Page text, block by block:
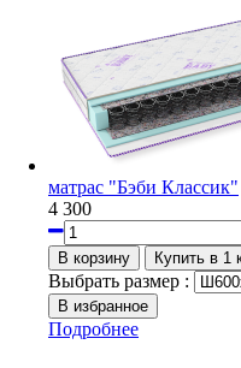
матрас "Бэби Классик"
4 300
Выбрать размер :
Подробнее